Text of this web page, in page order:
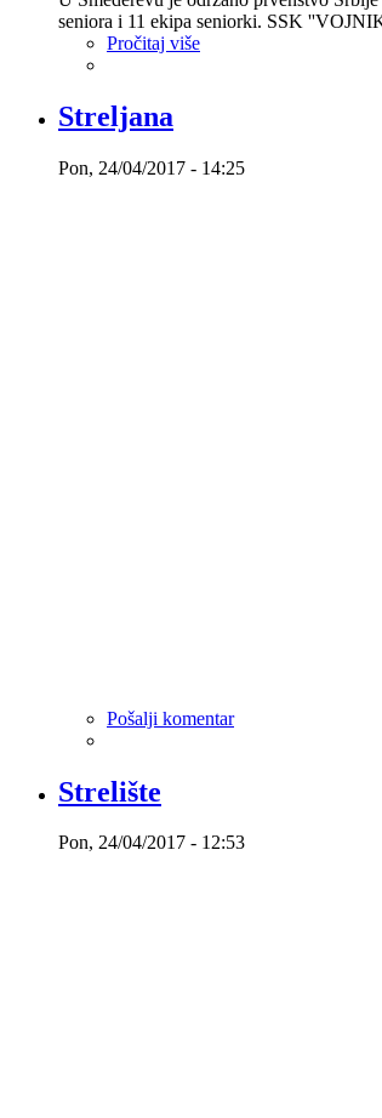
seniora i 11 ekipa seniorki. SSK
Pročitaj više
Streljana
Pon, 24/04/2017 - 14:25
Pošalji komentar
Strelište
Pon, 24/04/2017 - 12:53